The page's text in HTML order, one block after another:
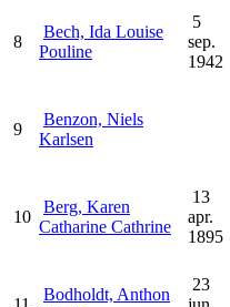
8
Bech, Ida Louise
Pouline
5
sep.
1942
9
Benzon, Niels
Karlsen
10
Berg, Karen
Catharine Cathrine
13
apr.
1895
Bodholdt, Anthon
23